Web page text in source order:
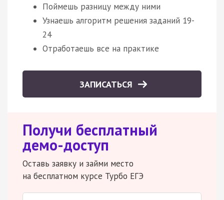
Поймешь разницу между ними
Узнаешь алгоритм решения заданий 19-
24
Отработаешь все на практике
ЗАПИСАТЬСЯ
Получи бесплатный
демо-доступ
Оставь заявку и займи место
на бесплатном курсе Турбо ЕГЭ